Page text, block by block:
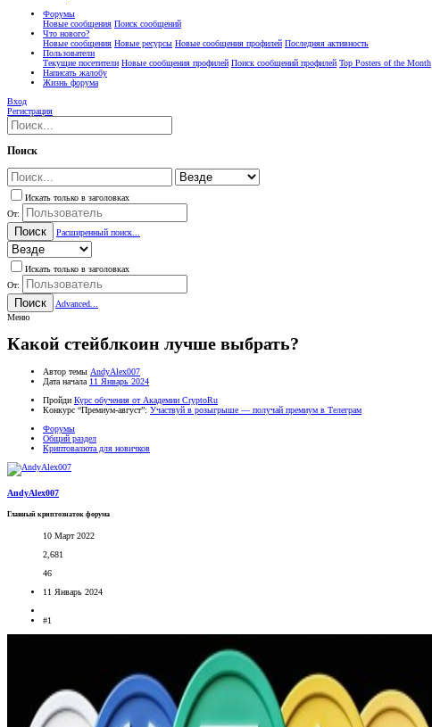
Форумы
Новые сообщения Поиск сообщений
Что нового?
Новые сообщения Новые ресурсы Новые сообщения профилей Последняя активность
Пользователи
Текущие посетители Новые сообщения профилей Поиск сообщений профилей Top Posters of the Month
Написать жалобу
Жизнь форума
Вход
Регистрация
Поиск
Искать только в заголовках
От:
Поиск Расширенный поиск...
Искать только в заголовках
От:
Поиск
Advanced...
Меню
Какой стейблкоин лучше выбрать?
Автор темы AndyAlex007
Дата начала 11 Январь 2024
Пройди Курс обучения от Академии CryptoRu
Конкурс “Премиум-август”: Участвуй в розыгрыше — получай премиум в Телеграм
Форумы
Общий раздел
Криптовалюта для новичков
AndyAlex007
Главный криптознаток форума
10 Март 2022
2,681
46
11 Январь 2024
#1